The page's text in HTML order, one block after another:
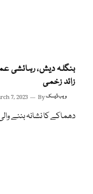
زائد زخمی
7, 2023 Byویب ڈیسک
دھماکے کا نشانہ بننے